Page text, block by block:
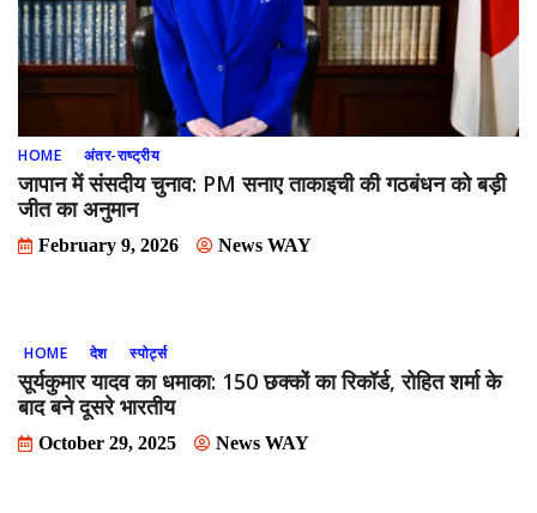
HOME अंतर-राष्ट्रीय
जापान में संसदीय चुनाव: PM सनाए ताकाइची की गठबंधन को बड़ी
जीत का अनुमान
February 9, 2026 News WAY
HOME देश स्पोर्ट्स
सूर्यकुमार यादव का धमाका: 150 छक्कों का रिकॉर्ड, रोहित शर्मा के
बाद बने दूसरे भारतीय
October 29, 2025 News WAY